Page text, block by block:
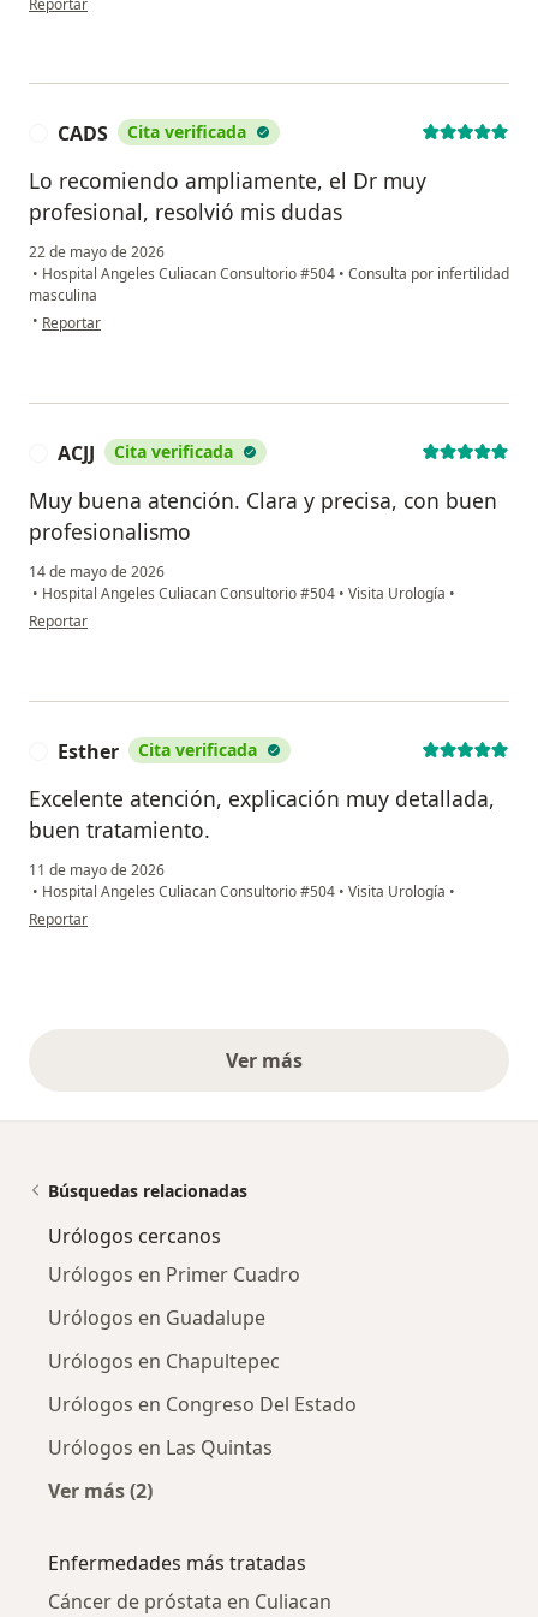
CADS Cita verificada
Lo recomiendo ampliamente, el Dr muy
profesional, resolvió mis dudas
22 de mayo de 2026
• Hospital Angeles Culiacan Consultorio #504 • Consulta por infertilidad
masculina
• en opinión del usuario CADS
Reportar
ACJJ Cita verificada
Muy buena atención. Clara y precisa, con buen
profesionalismo
14 de mayo de 2026
• Hospital Angeles Culiacan Consultorio #504 • Visita Urología •
en opinión del usuario ACJJ
Reportar
Esther Cita verificada
Excelente atención, explicación muy detallada,
buen tratamiento.
11 de mayo de 2026
• Hospital Angeles Culiacan Consultorio #504 • Visita Urología •
en opinión del usuario Esther
Reportar
Ver másopiniones anteriores
Búsquedas relacionadas
Urólogos cercanos
Urólogos en Primer Cuadro
Urólogos en Guadalupe
Urólogos en Chapultepec
Urólogos en Congreso Del Estado
Urólogos en Las Quintas
Ver más (2)
Enfermedades más tratadas
Cáncer de próstata en Culiacan